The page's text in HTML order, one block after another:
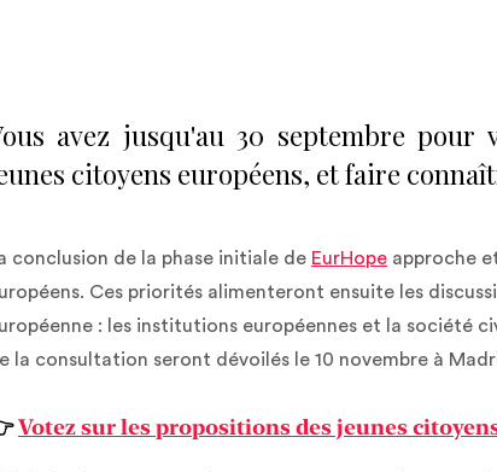
avez jusqu'au 30 septembre
citoyens européens, et faire
conclusion de la phase initiale de EurHope approche
Ces priorités alimenteront ensuite les
: les institutions européennes et la société
la consultation seront dévoilés le 10 novembre à
Votez sur les propositions des jeunes